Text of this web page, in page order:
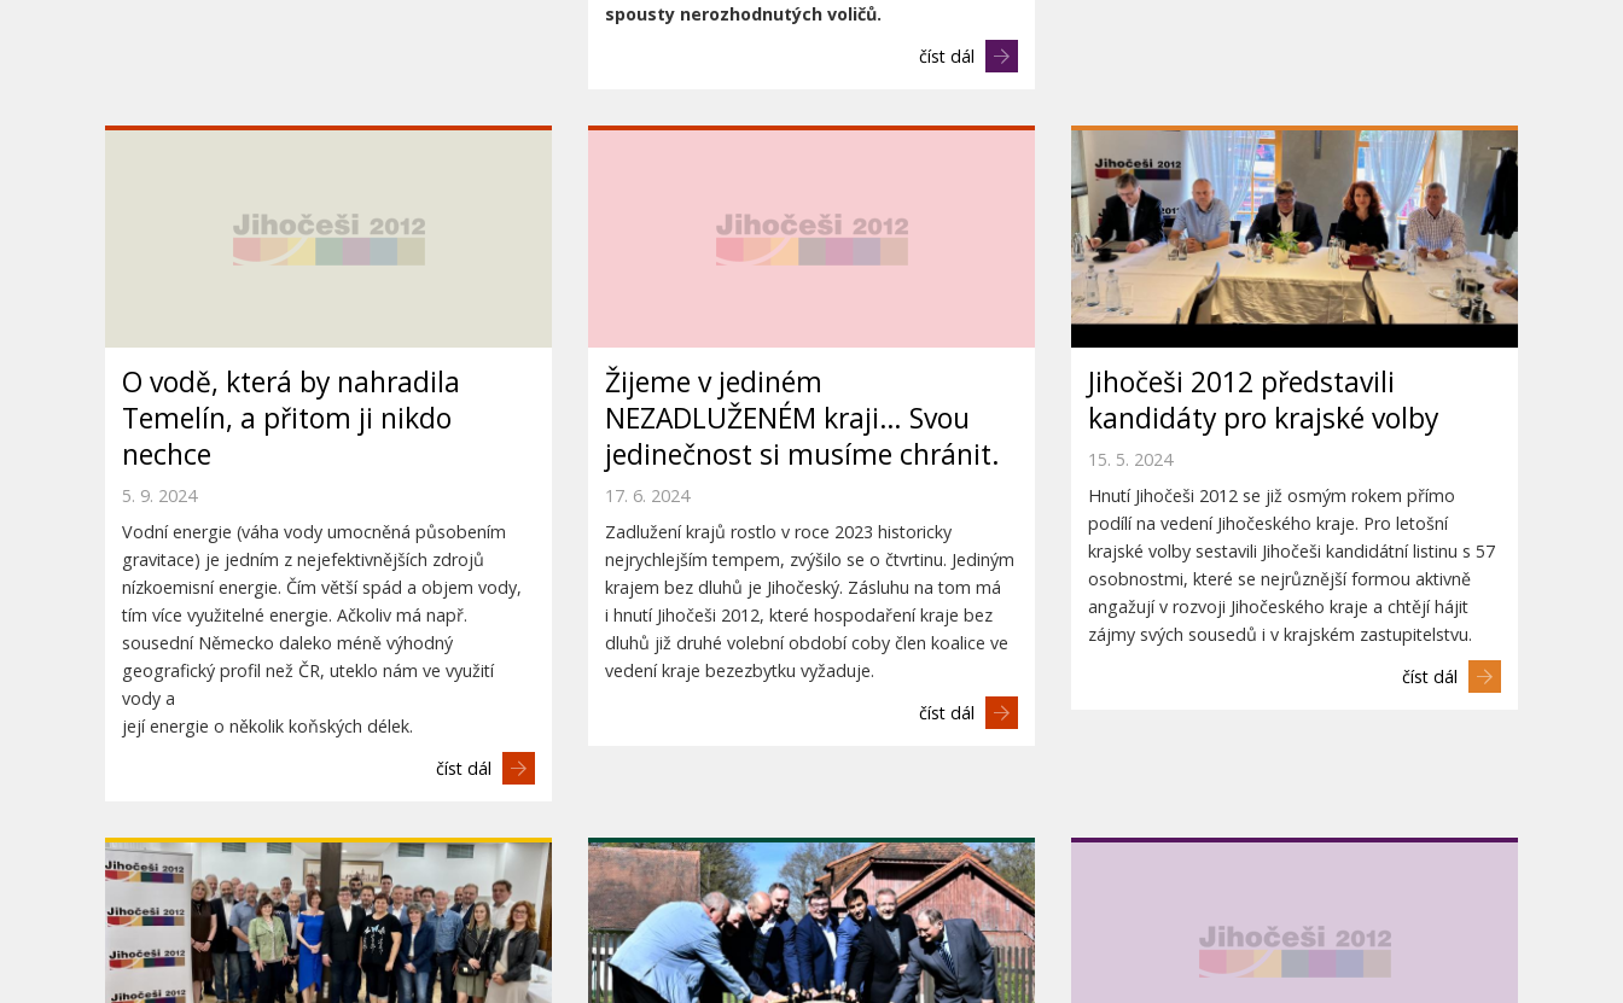
spousty nerozhodnutých voličů.
číst dál
O vodě, která by nahradila
Temelín, a přitom ji nikdo
nechce
5. 9. 2024
Vodní energie (váha vody umocněná působením
gravitace) je jedním z nejefektivnějších zdrojů
nízkoemisní energie. Čím větší spád a objem vody,
tím více využitelné energie. Ačkoliv má např.
sousední Německo daleko méně výhodný
geografický profil než ČR, uteklo nám ve využití
vody a
její energie o několik koňských délek.
číst dál
Žijeme v jediném
NEZADLUŽENÉM kraji… Svou
jedinečnost si musíme chránit.
17. 6. 2024
Zadlužení krajů rostlo v roce 2023 historicky
nejrychlejším tempem, zvýšilo se o čtvrtinu. Jediným
krajem bez dluhů je Jihočeský. Zásluhu na tom má
i hnutí Jihočeši 2012, které hospodaření kraje bez
dluhů již druhé volební období coby člen koalice ve
vedení kraje bezezbytku vyžaduje.
číst dál
Jihočeši 2012 představili
kandidáty pro krajské volby
15. 5. 2024
Hnutí Jihočeši 2012 se již osmým rokem přímo
podílí na vedení Jihočeského kraje. Pro letošní
krajské volby sestavili Jihočeši kandidátní listinu s 57
osobnostmi, které se nejrůznější formou aktivně
angažují v rozvoji Jihočeského kraje a chtějí hájit
zájmy svých sousedů i v krajském zastupitelstvu.
číst dál